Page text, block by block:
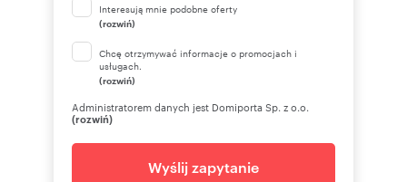
Interesują mnie podobne oferty
(rozwiń)
Chcę otrzymywać informacje o promocjach i
usługach.
(rozwiń)
Administratorem danych jest Domiporta Sp. z o.o.
(rozwiń)
Wyślij zapytanie